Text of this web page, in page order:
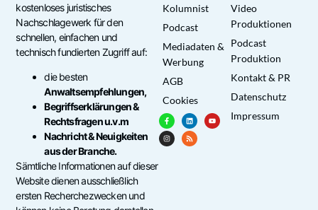
kostenloses juristisches
Nachschlagewerk für den
schnellen, einfachen und
technisch fundierten Zugriff auf:
die besten
Anwaltsempfehlungen,
Begriffserklärungen &
Rechtsfragen u.v.m
Nachricht & Neuigkeiten
aus der Branche.
Sämtliche Informationen auf dieser
Website dienen ausschließlich
ersten Recherchezwecken und
Kolumnist
Podcast
Mediadaten &
Werbung
AGB
Cookies
Video
Produktionen
Podcast
Produktion
Kontakt & PR
Datenschutz
Impressum